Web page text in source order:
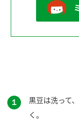
１
黒豆は洗って
く。